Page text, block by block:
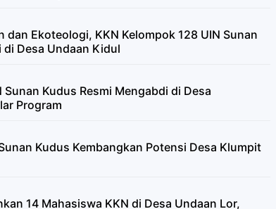
dan Ekoteologi, KKN Kelompok 128 UIN Sunan
di Desa Undaan Kidul
Sunan Kudus Resmi Mengabdi di Desa
Program
Kudus Kembangkan Potensi Desa Klumpit
14 Mahasiswa KKN di Desa Undaan Lor,